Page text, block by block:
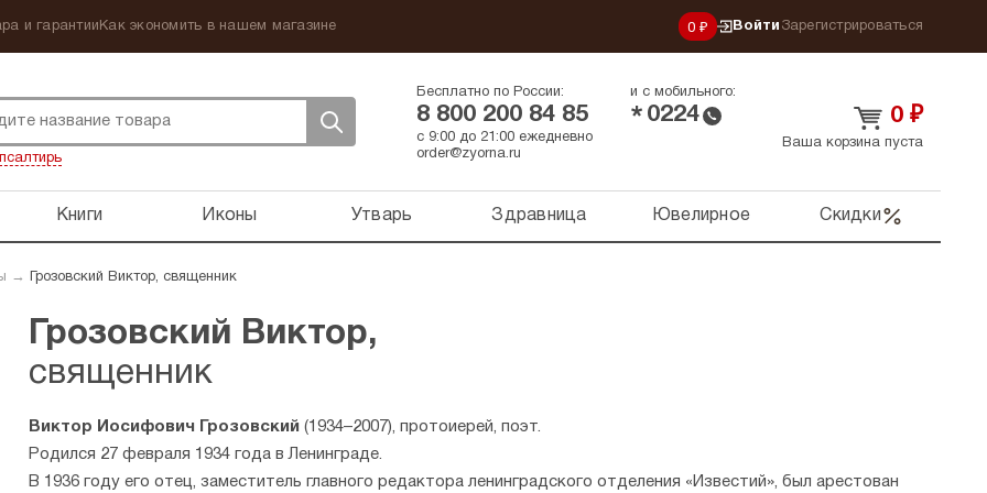
и гарантии Как экономить в нашем магазине 0 ₽ Войти Зарегистрироваться
псалтирь
Бесплатно по России:
8 800 200 84 85
и с мобильного:
* 0224
с 9:00 до 21:00 ежедневно
order@zyorna.ru
0 ₽
Ваша корзина пуста
Книги Иконы Утварь Здравница Ювелирное Скидки
→ Грозовский Виктор, священник
Грозовский Виктор,
священник
Виктор Иосифович Грозовский (1934–2007), протоиерей, поэт.
Родился 27 февраля 1934 года в Ленинграде.
В 1936 году его отец, заместитель главного редактора ленинградского отделения «Известий», был арестован